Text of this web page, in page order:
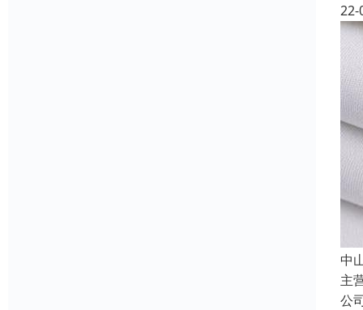
22-
中
主
公